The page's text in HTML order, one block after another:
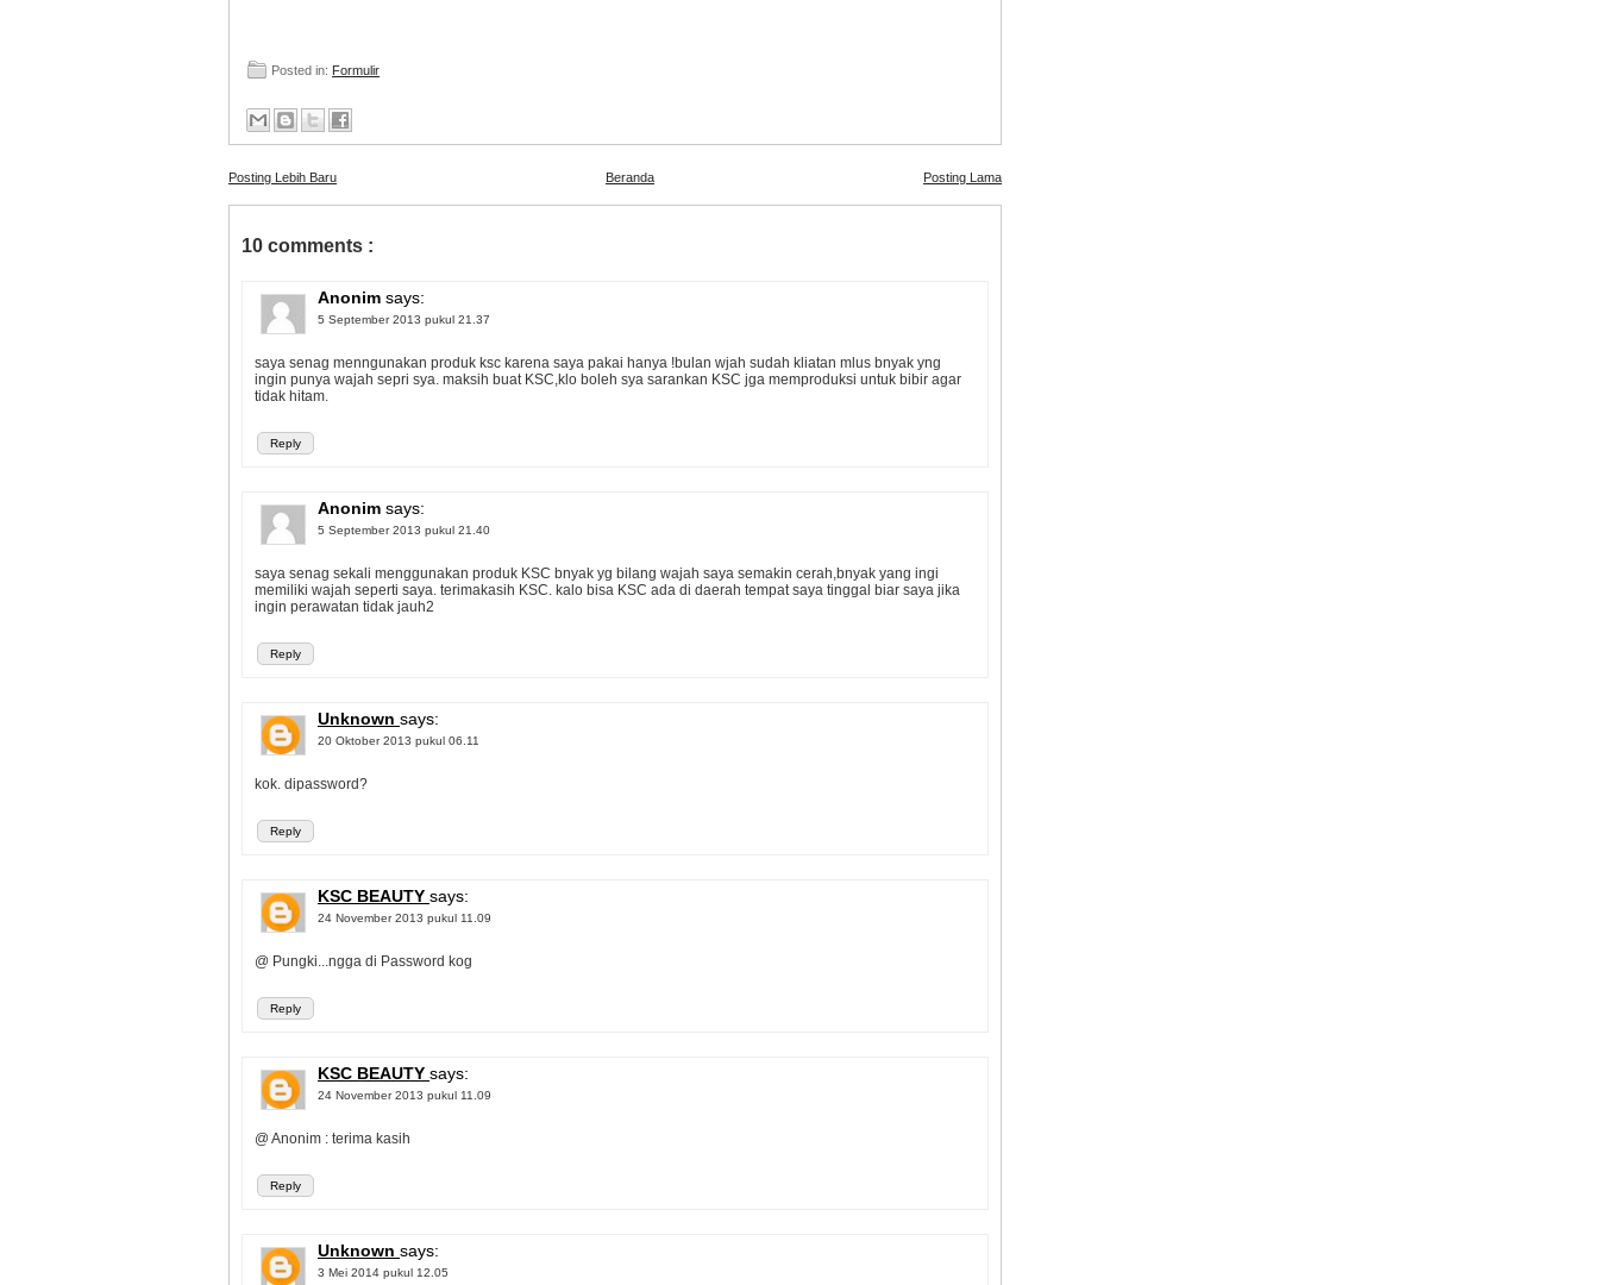
Posted in: Formulir
Posting Lebih Baru Posting Lama
Beranda
10 comments :
Anonim says:
5 September 2013 pukul 21.37
Reply
saya senag menngunakan produk ksc karena saya pakai hanya !bulan wjah sudah kliatan mlus bnyak yng
ingin punya wajah sepri sya. maksih buat KSC,klo boleh sya sarankan KSC jga memproduksi untuk bibir agar
tidak hitam.
Anonim says:
5 September 2013 pukul 21.40
Reply
saya senag sekali menggunakan produk KSC bnyak yg bilang wajah saya semakin cerah,bnyak yang ingi
memiliki wajah seperti saya. terimakasih KSC. kalo bisa KSC ada di daerah tempat saya tinggal biar saya jika
ingin perawatan tidak jauh2
Unknown says:
20 Oktober 2013 pukul 06.11
Reply
kok. dipassword?
KSC BEAUTY says:
24 November 2013 pukul 11.09
Reply
@ Pungki...ngga di Password kog
KSC BEAUTY says:
24 November 2013 pukul 11.09
Reply
@ Anonim : terima kasih
Unknown says:
3 Mei 2014 pukul 12.05